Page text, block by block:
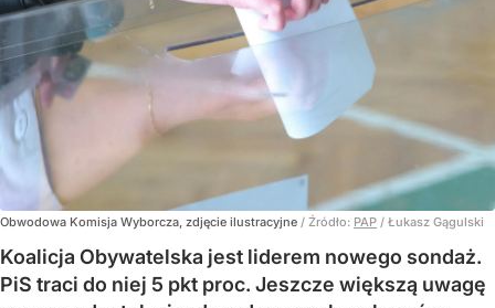
Obwodowa Komisja Wyborcza, zdjęcie ilustracyjne / Źródło: PAP / Łukasz Gągulski
Koalicja Obywatelska jest liderem nowego sondaż.
PiS traci do niej 5 pkt proc. Jeszcze większą uwagę